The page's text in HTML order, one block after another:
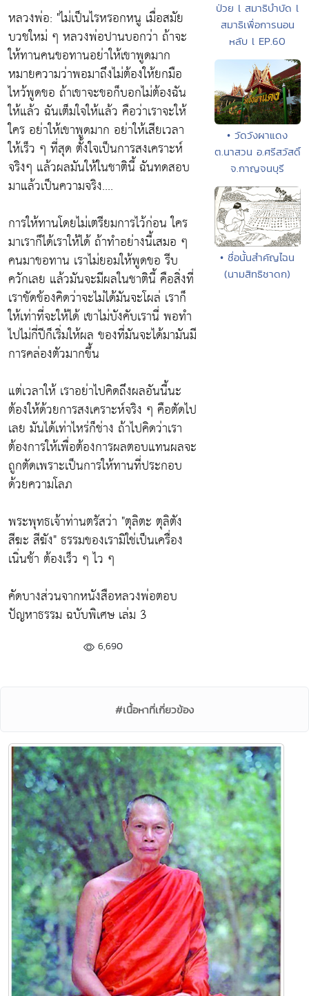
หลวงพ่อ: "ไม่เป็นไรหรอกหนู เมื่อสมัย
บวชใหม่ ๆ หลวงพ่อปานบอกว่า ถ้าจะ
ให้ทานคนขอทานอย่าให้เขาพูดมาก
หมายความว่าพอมาถึงไม่ต้องให้ยกมือ
ไหว้พูดขอ ถ้าเขาจะขอก็บอกไม่ต้องฉัน
ให้แล้ว ฉันเต็มใจให้แล้ว คือว่าเราจะให้
ใคร อย่าให้เขาพูดมาก อย่าให้เสียเวลา
ให้เร็ว ๆ ที่สุด ตั้งใจเป็นการสงเคราะห์
จริงๆ แล้วผลมันให้ในชาตินี้ ฉันทดสอบ
มาแล้วเป็นความจริง....
การให้ทานโดยไม่เตรียมการไว้ก่อน ใคร
มาเราก็ได้เราให้ได้ ถ้าทำอย่างนี้เสมอ ๆ
คนมาขอทาน เราไม่ยอมให้พูดขอ รีบ
ควักเลย แล้วมันจะมีผลในชาตินี้ คือสิ่งที่
เราขัดข้องคิดว่าจะไม่ได้มันจะโผล่ เราก็
ให้เท่าที่จะให้ได้ เขาไม่บังคับเรานี่ พอทำ
ไปไม่กี่ปีก็เริ่มให้ผล ของที่มันจะได้มามันมี
การคล่องตัวมากขึ้น
แต่เวลาให้ เราอย่าไปคิดถึงผลอันนี้นะ
ต้องให้ด้วยการสงเคราะห์จริง ๆ คือตัดไป
เลย มันได้เท่าไหร่ก็ช่าง ถ้าไปคิดว่าเรา
ต้องการให้เพื่อต้องการผลตอบแทนผลจะ
ถูกตัดเพราะเป็นการให้ทานที่ประกอบ
ด้วยความโลภ
พระพุทธเจ้าท่านตรัสว่า "ตุลิตะ ตุลิตัง
สีฆะ สีฆัง" ธรรมของเรามิใช่เป็นเครื่อง
เนิ่นช้า ต้องเร็ว ๆ ไว ๆ
คัดบางส่วนจากหนังสือหลวงพ่อตอบ
ปัญหาธรรม ฉบับพิเศษ เล่ม 3
6,690
ป่วย l สมาธิบำบัด l
สมาธิเพื่อการนอน
หลับ l EP.60
• วัดวังผาแดง
ต.นาสวน อ.ศรีสวัสดิ์
จ.กาญจนบุรี
• ชื่อนั้นสำคัญไฉน
(นามสิทธิชาดก)
#เนื้อหาที่เกี่ยวข้อง